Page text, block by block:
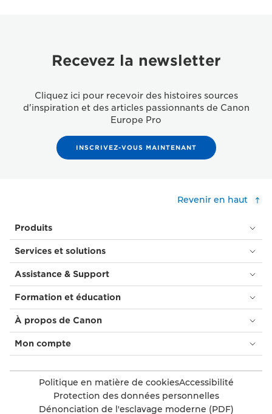
Recevez la newsletter
Cliquez ici pour recevoir des histoires sources
d'inspiration et des articles passionnants de Canon
Europe Pro
INSCRIVEZ-VOUS MAINTENANT
Revenir en haut
Produits
Services et solutions
Assistance & Support
Formation et éducation
À propos de Canon
Mon compte
Politique en matière de cookiesAccessibilité
Protection des données personnelles
Dénonciation de l'esclavage moderne (PDF)